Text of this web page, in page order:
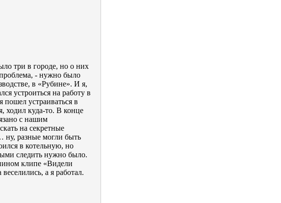
три в городе, но о них
- нужно было
в «Рубине». И я,
устроиться на работу в
пошел устраиваться в
ходил куда-то. В конце
с нашим
на секретные
ну, разные могли быть
в котельную, но
следить нужно было.
клипе «Видели
а я работал.